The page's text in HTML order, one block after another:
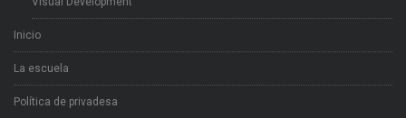
Inicio
La escuela
Política de privadesa